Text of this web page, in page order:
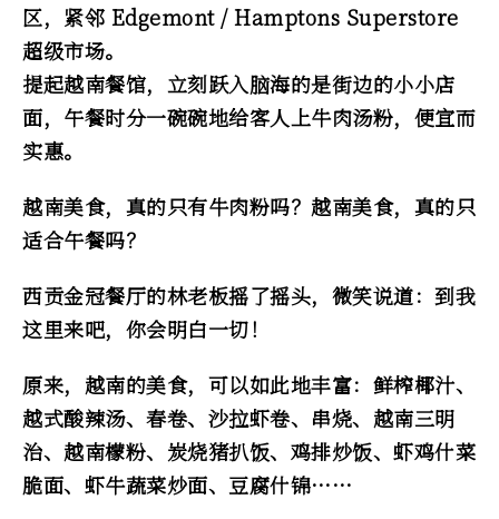
区，紧邻 Edgemont / Hamptons Superstore
超级市场。
提起越南餐馆，立刻跃入脑海的是街边的小小店
面，午餐时分一碗碗地给客人上牛肉汤粉，便宜而
实惠。
越南美食，真的只有牛肉粉吗？越南美食，真的只
适合午餐吗？
西贡金冠餐厅的林老板摇了摇头，微笑说道：到我
这里来吧，你会明白一切！
原来，越南的美食，可以如此地丰富：鲜榨椰汁、
越式酸辣汤、春卷、沙拉虾卷、串烧、越南三明
治、越南檬粉、炭烧猪扒饭、鸡排炒饭、虾鸡什菜
脆面、虾牛蔬菜炒面、豆腐什锦……